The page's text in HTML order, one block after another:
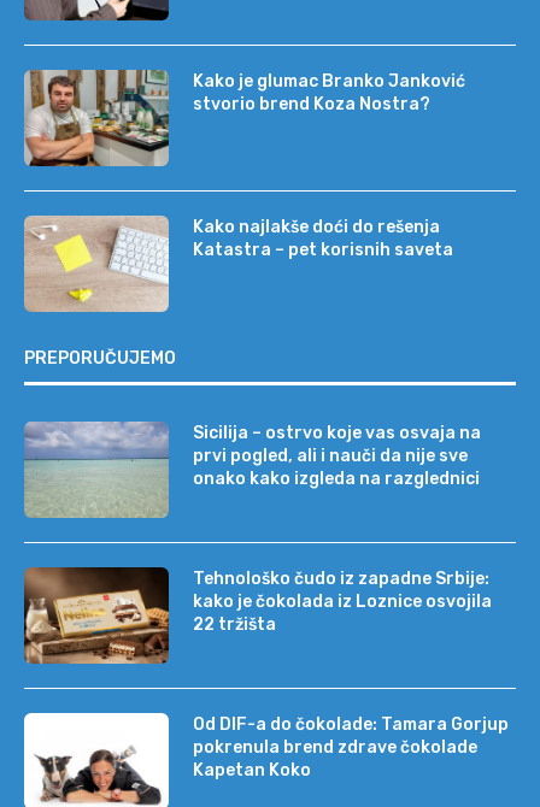
Kako je glumac Branko Janković
stvorio brend Koza Nostra?
Kako najlakše doći do rešenja
Katastra – pet korisnih saveta
PREPORUČUJEMO
Sicilija – ostrvo koje vas osvaja na
prvi pogled, ali i nauči da nije sve
onako kako izgleda na razglednici
Tehnološko čudo iz zapadne Srbije:
kako je čokolada iz Loznice osvojila
22 tržišta
Od DIF-a do čokolade: Tamara Gorjup
pokrenula brend zdrave čokolade
Kapetan Koko